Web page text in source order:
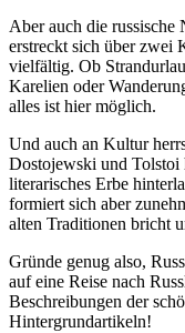
Aber auch die russische
erstreckt sich über zwei
vielfältig. Ob
Karelien oder
alles ist hier möglich.
Und auch an Kultur
Dostojewski und Tolstoi
literarisches Erbe
formiert sich aber
alten Traditionen bricht
Gründe genug also,
auf eine Reise nach
Beschreibungen der
Hintergrundartikeln!